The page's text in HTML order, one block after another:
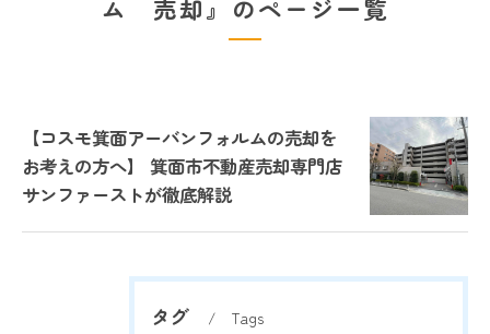
ム 売却』のページ一覧
【コスモ箕面アーバンフォルムの売却を
お考えの方へ】 箕面市不動産売却専門店
サンファーストが徹底解説
タグ Tags